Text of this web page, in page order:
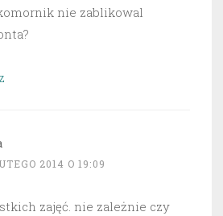
nie zablikowal
2014 O 19:09
zajęć. nie zależnie czy